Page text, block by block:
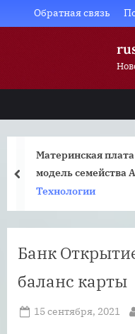
to
Обратная связь
Материнская
модель семейства
Технологии
prev
Банк
баланс карты
Posted
15 сентября, 2021